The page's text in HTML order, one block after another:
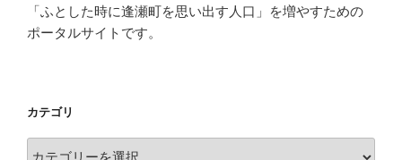
「ふとした時に逢瀬町を思い出す人口」を増やすための
ポータルサイトです。
カテゴリ